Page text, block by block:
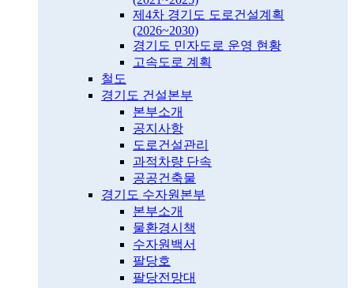
제4차 경기도 도로건설계획
(2026~2030)
경기도 민자도로 운영 현황
고속도로 계획
철도
경기도 건설본부
본부소개
공지사항
도로건설관리
과적차량 단속
공공건축물
경기도 수자원본부
본부소개
물환경시책
수자원백서
팔당호
팔당전망대